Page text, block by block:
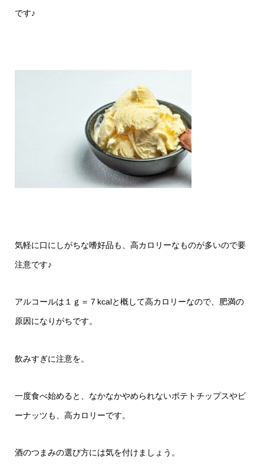
です♪
気軽に口にしがちな嗜好品も、高カロリーなものが多いので要
注意です♪
アルコールは１ｇ＝７kcalと概して高カロリーなので、肥満の
原因になりがちです。
飲みすぎに注意を。
一度食べ始めると、なかなかやめられないポテトチップスやビ
ーナッツも、高カロリーです。
酒のつまみの選び方には気を付けましょう。